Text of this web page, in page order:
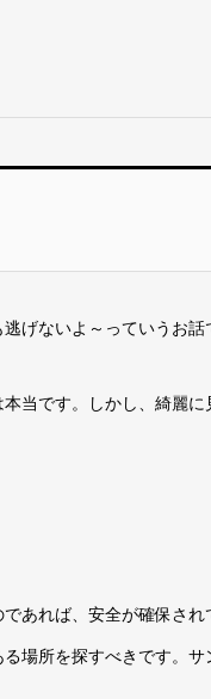
げないよ～っていうお話
当です。しかし、綺麗
あれば、安全が確保さ
場所を探すべきです。